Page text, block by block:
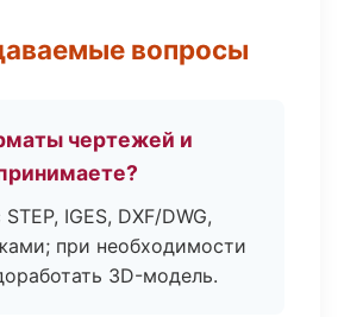
вопросы
чертежей и
IGES, DXF/DWG,
при необходимости
3D-модель.